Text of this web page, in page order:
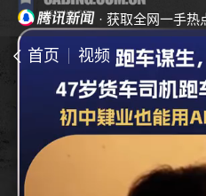
· 获取全网一手热
首页 视频